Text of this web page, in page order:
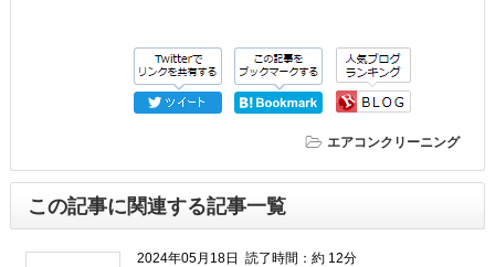
エアコンクリーニング
この記事に関連する記事一覧
2024年05月18日 読了時間：約 12分